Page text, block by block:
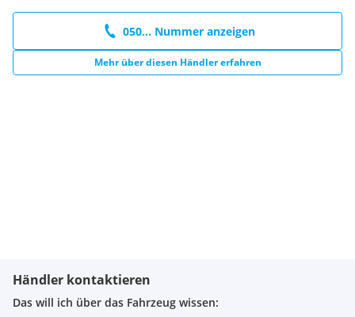
050... Nummer anzeigen
Mehr über diesen Händler erfahren
Händler kontaktieren
Das will ich über das Fahrzeug wissen: